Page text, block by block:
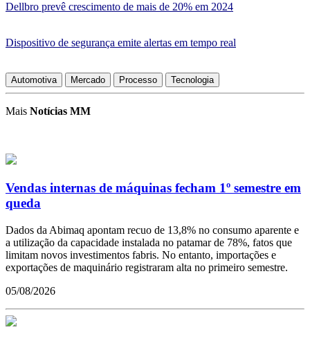
Dellbro prevê crescimento de mais de 20% em 2024
Dispositivo de segurança emite alertas em tempo real
Automotiva Mercado Processo Tecnologia
Mais Notícias MM
Vendas internas de máquinas fecham 1º semestre em
queda
Dados da Abimaq apontam recuo de 13,8% no consumo aparente e
a utilização da capacidade instalada no patamar de 78%, fatos que
limitam novos investimentos fabris. No entanto, importações e
exportações de maquinário registraram alta no primeiro semestre.
05/08/2026